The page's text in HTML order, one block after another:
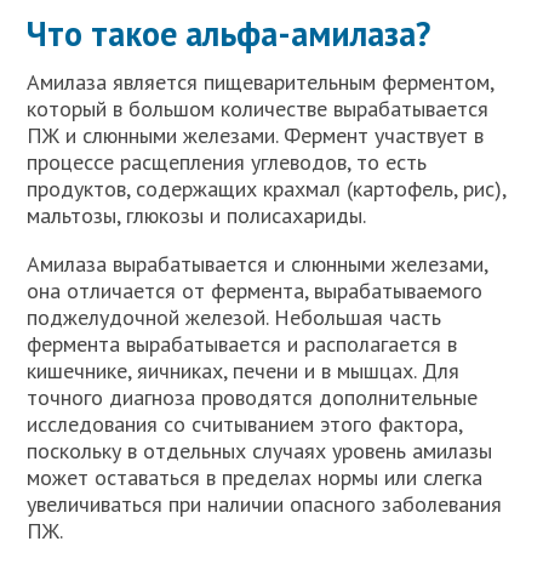
Что такое альфа-амилаза?
Амилаза является пищеварительным ферментом,
который в большом количестве вырабатывается
ПЖ и слюнными железами. Фермент участвует в
процессе расщепления углеводов, то есть
продуктов, содержащих крахмал (картофель, рис),
мальтозы, глюкозы и полисахариды.
Амилаза вырабатывается и слюнными железами,
она отличается от фермента, вырабатываемого
поджелудочной железой. Небольшая часть
фермента вырабатывается и располагается в
кишечнике, яичниках, печени и в мышцах. Для
точного диагноза проводятся дополнительные
исследования со считыванием этого фактора,
поскольку в отдельных случаях уровень амилазы
может оставаться в пределах нормы или слегка
увеличиваться при наличии опасного заболевания
ПЖ.